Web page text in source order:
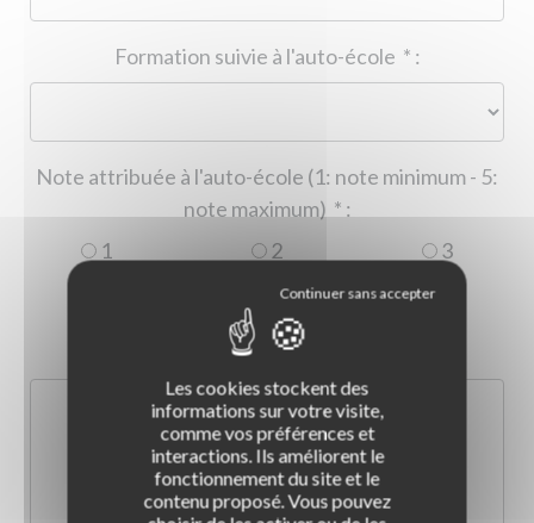
* :
Note attribuée à l'auto-école (1: note minimum - 5:
* :
1
2
3
5
Les cookies stockent des
informations sur votre visite,
comme vos préférences et
interactions. Ils améliorent le
fonctionnement du site et le
contenu proposé. Vous pouvez